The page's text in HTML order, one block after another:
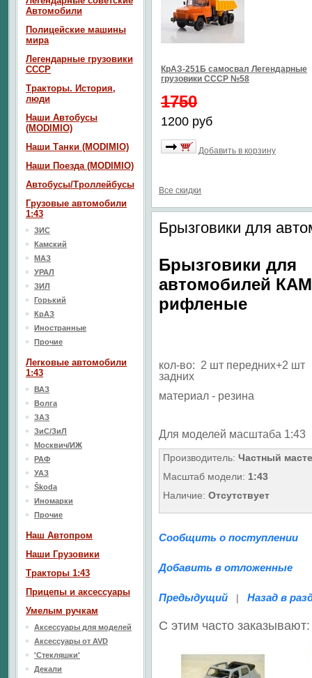
КрАЗ-251Б самосвал Легендарные
грузовики СССР №58
1750
1200 руб
Добавить в корзину
Все скидки
Брызговики для
Брызговики для
автомобилей
рифленые
кол-во: 2 шт передних+2 шт
задних
материал - резина
Для моделей масштаба 1:43
Производитель: Частный
Масштаб модели: 1:43
Наличие: Отсутствует
Сообщить о поступлении
Добавить в отложенные
Предыдущий | Назад в
С этим часто заказывают:
Автомобили
Полицейские машины
мира
Легендарные грузовики
СССР
Тракторы. История,
люди
Наши Автобусы
(MODIMIO)
Наши Танки (MODIMIO)
Наши Поезда (MODIMIO)
Автобусы/Троллейбусы
Грузовые автомобили
1:43
ЗИС
Камский
МАЗ
УРАЛ
ЗИЛ
Горький
КрАЗ
Иностранные
Прочие
Легковые автомобили
1:43
ВАЗ
Волга
ЗАЗ
ЗиС/ЗиЛ
Москвич/ИЖ
РАФ
УАЗ
Škoda
Иномарки
Прочие
Наш Aвтопром
Наши Грузовики
Тракторы 1:43
Прицепы и аксессуары
Умелым ручкам
Аксессуары для моделей
Аксессуары от AVD
'Стекляшки'
Декали